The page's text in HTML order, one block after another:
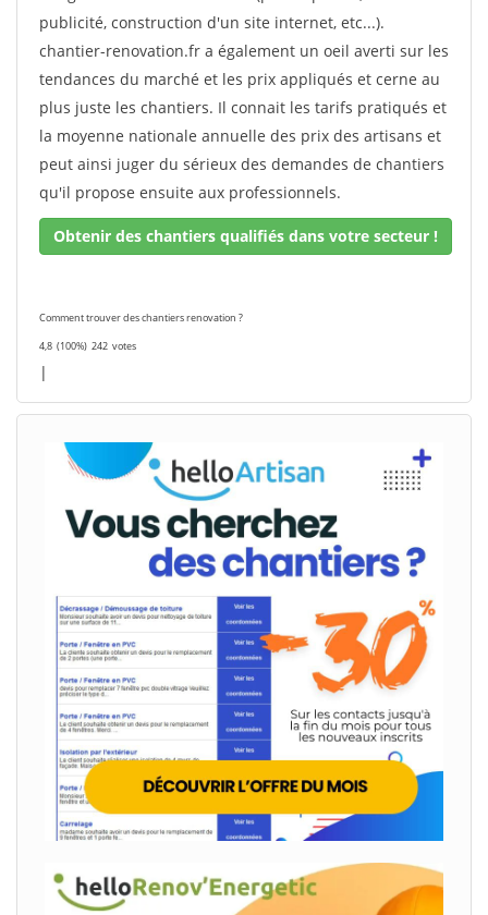
publicité, construction d'un site internet, etc...).
chantier-renovation.fr a également un oeil averti sur les
tendances du marché et les prix appliqués et cerne au
plus juste les chantiers. Il connait les tarifs pratiqués et
la moyenne nationale annuelle des prix des artisans et
peut ainsi juger du sérieux des demandes de chantiers
qu'il propose ensuite aux professionnels.
Obtenir des chantiers qualifiés dans votre secteur !
Comment trouver des chantiers renovation ?
4,8 (100%) 242 votes
|